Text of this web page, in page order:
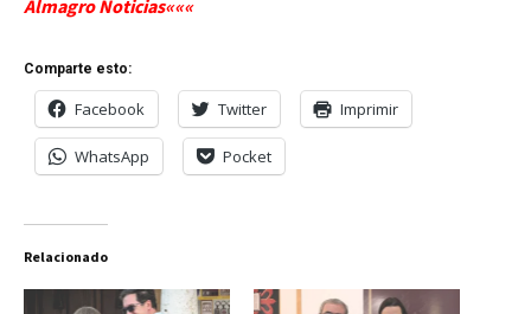
Almagro Noticias«««
Comparte esto:
Facebook Twitter Imprimir
WhatsApp Pocket
Relacionado